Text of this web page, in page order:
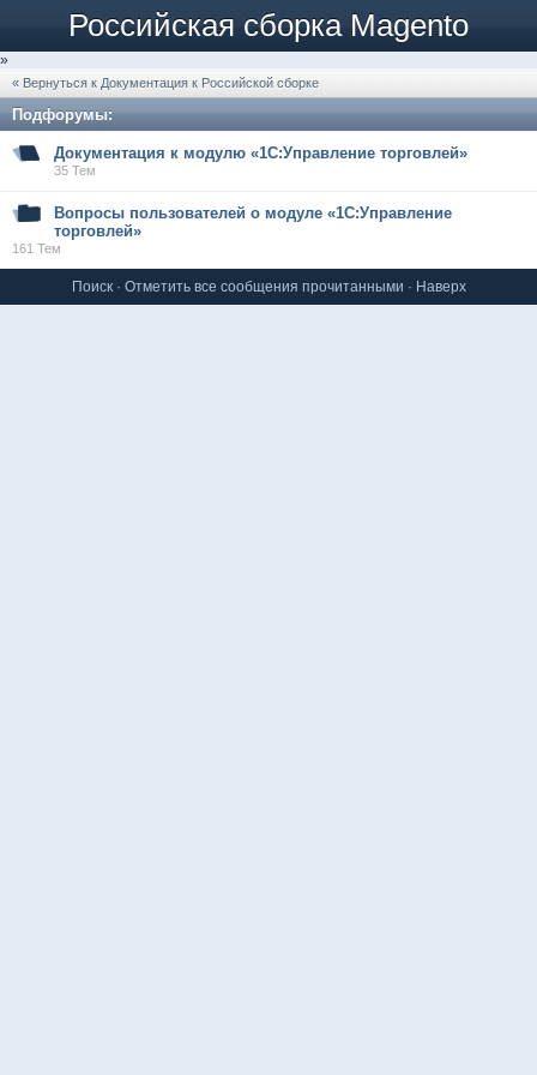
Российская сборка Magento
»
« Вернуться к Документация к Российской сборке
Подфорумы:
Документация к модулю «1С:Управление торговлей»
35 Тем
Вопросы пользователей о модуле «1С:Управление
торговлей»
161 Тем
Поиск· Отметить все сообщения прочитанными · Наверх